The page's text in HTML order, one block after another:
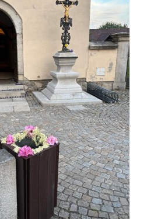
FARNÍCH AKCI